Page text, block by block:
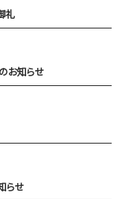
礼
お知らせ
らせ